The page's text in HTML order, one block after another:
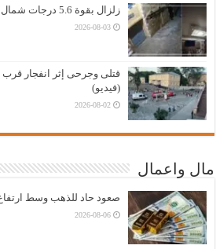
زلزال بقوة 5.6 درجات شمال شرق شرم الشيخ بمصر
2026-08-03
قتلى وجرحى إثر انفجار
(فيديو)
2026-08-02
مال واعمال
صعود حاد للذهب وسط ارتفاع
2026-08-06